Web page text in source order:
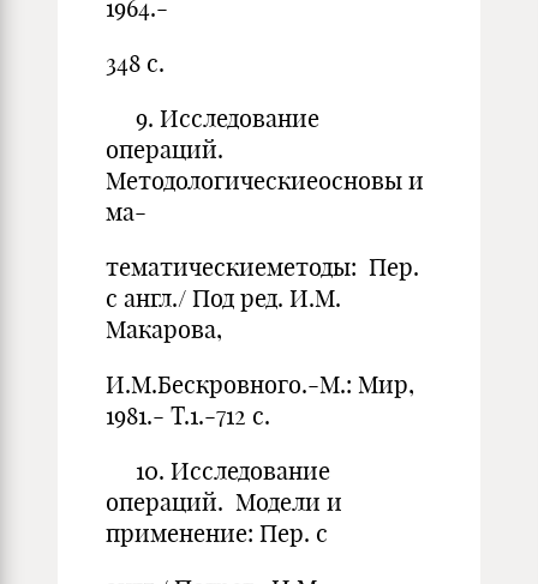
1964.-
348 с.
9. Исследование
операций.
Методологическиеосновы и
ма-
тематическиеметоды: Пер.
с англ./ Под ред. И.М.
Макарова,
И.М.Бескровного.-М.: Мир,
1981.- Т.1.-712 с.
10. Исследование
операций. Модели и
применение: Пер. с